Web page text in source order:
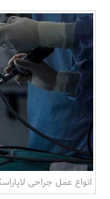
انواع عمل جراحی